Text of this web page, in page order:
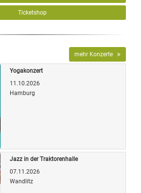
Ticketshop
mehr Konzerte
Yogakonzert
11.10.2026
Hamburg
Jazz in der Traktorenhalle
07.11.2026
Wandlitz